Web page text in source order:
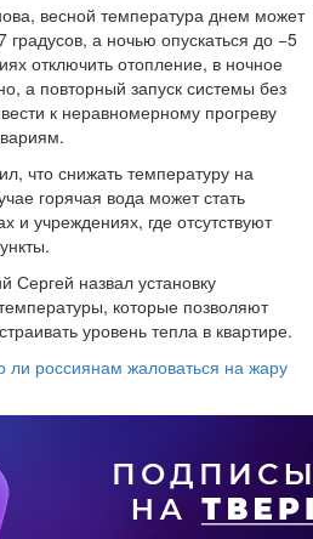
весной температура днем может
а ночью опускаться до −5
отключить отопление, в ночное
а повторный запуск системы без
к неравномерному прогреву
что снижать температуру на
горячая вода может стать
и учреждениях, где отсутствуют
Сергей назвал установку
которые позволяют
уровень тепла в квартире.
ли россиянам жаловаться на жару